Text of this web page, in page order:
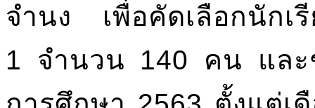
จำนง เพื่อคัดเลือกนักเ
1 จำนวน 140 คน แล